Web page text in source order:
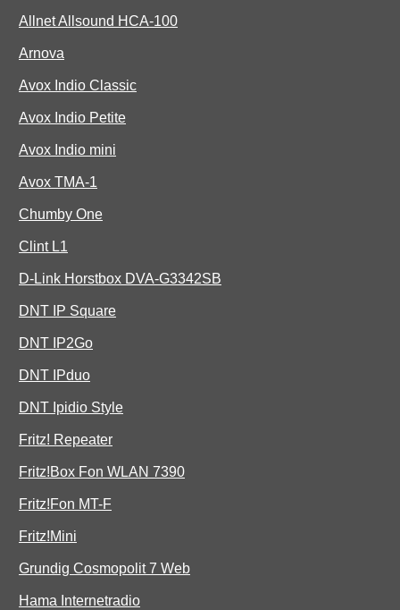
Allnet Allsound HCA-100
Arnova
Avox Indio Classic
Avox Indio Petite
Avox Indio mini
Avox TMA-1
Chumby One
Clint L1
D-Link Horstbox DVA-G3342SB
DNT IP Square
DNT IP2Go
DNT IPduo
DNT Ipidio Style
Fritz! Repeater
Fritz!Box Fon WLAN 7390
Fritz!Fon MT-F
Fritz!Mini
Grundig Cosmopolit 7 Web
Hama Internetradio